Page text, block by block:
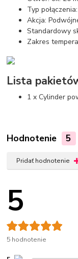
Typ
Akcja:
Standardowy
Zakres
Lista
1 x Cylinder
Hodnotenie 5
Pridať hodnotenie
5
5 hodnotenie